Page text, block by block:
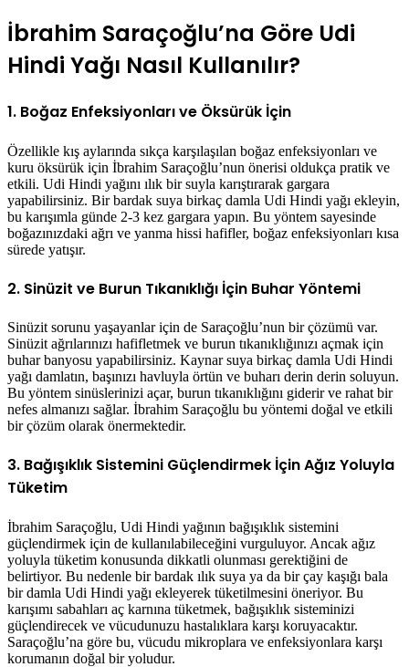
İbrahim Saraçoğlu’na Göre Udi
Hindi Yağı Nasıl Kullanılır?
1. Boğaz Enfeksiyonları ve Öksürük İçin
Özellikle kış aylarında sıkça karşılaşılan boğaz enfeksiyonları ve
kuru öksürük için İbrahim Saraçoğlu’nun önerisi oldukça pratik ve
etkili. Udi Hindi yağını ılık bir suyla karıştırarak gargara
yapabilirsiniz. Bir bardak suya birkaç damla Udi Hindi yağı ekleyin,
bu karışımla günde 2-3 kez gargara yapın. Bu yöntem sayesinde
boğazınızdaki ağrı ve yanma hissi hafifler, boğaz enfeksiyonları kısa
sürede yatışır.
2. Sinüzit ve Burun Tıkanıklığı İçin Buhar Yöntemi
Sinüzit sorunu yaşayanlar için de Saraçoğlu’nun bir çözümü var.
Sinüzit ağrılarınızı hafifletmek ve burun tıkanıklığınızı açmak için
buhar banyosu yapabilirsiniz. Kaynar suya birkaç damla Udi Hindi
yağı damlatın, başınızı havluyla örtün ve buharı derin derin soluyun.
Bu yöntem sinüslerinizi açar, burun tıkanıklığını giderir ve rahat bir
nefes almanızı sağlar. İbrahim Saraçoğlu bu yöntemi doğal ve etkili
bir çözüm olarak önermektedir.
3. Bağışıklık Sistemini Güçlendirmek İçin Ağız Yoluyla
Tüketim
İbrahim Saraçoğlu, Udi Hindi yağının bağışıklık sistemini
güçlendirmek için de kullanılabileceğini vurguluyor. Ancak ağız
yoluyla tüketim konusunda dikkatli olunması gerektiğini de
belirtiyor. Bu nedenle bir bardak ılık suya ya da bir çay kaşığı bala
bir damla Udi Hindi yağı ekleyerek tüketilmesini öneriyor. Bu
karışımı sabahları aç karnına tüketmek, bağışıklık sisteminizi
güçlendirecek ve vücudunuzu hastalıklara karşı koruyacaktır.
Saraçoğlu’na göre bu, vücudu mikroplara ve enfeksiyonlara karşı
korumanın doğal bir yoludur.